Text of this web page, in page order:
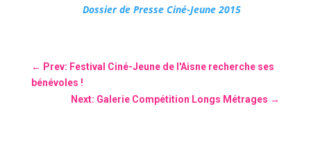
Dossier de Presse Ciné-Jeune 2015
← Prev: Festival Ciné-Jeune de l'Aisne recherche ses
bénévoles !
Next: Galerie Compétition Longs Métrages →